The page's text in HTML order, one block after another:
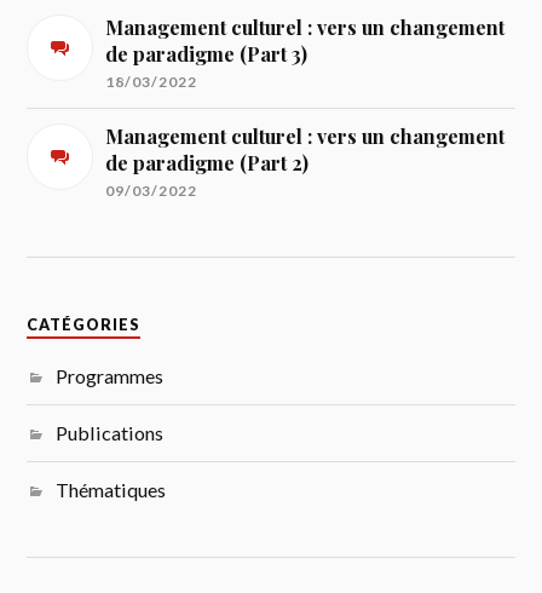
Management culturel : vers un changement
de paradigme (Part 3)
18/03/2022
Management culturel : vers un changement
de paradigme (Part 2)
09/03/2022
CATÉGORIES
Programmes
Publications
Thématiques